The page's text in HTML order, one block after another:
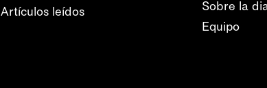
Artículos leídos
Sobre la
Equipo